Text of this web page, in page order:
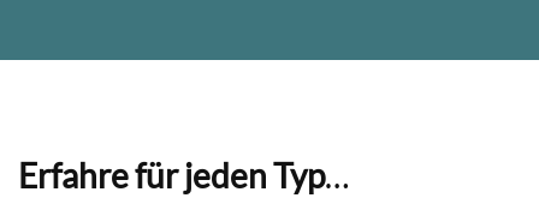
Erfahre für jeden Typ…